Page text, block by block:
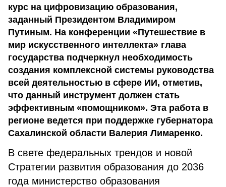
курс на цифровизацию образования,
заданный Президентом Владимиром
Путиным. На конференции «Путешествие в
мир искусственного интеллекта» глава
государства подчеркнул необходимость
создания комплексной системы руководства
всей деятельностью в сфере ИИ, отметив,
что данный инструмент должен стать
эффективным «помощником». Эта работа в
регионе ведется при поддержке губернатора
Сахалинской области Валерия Лимаренко.
В свете федеральных трендов и новой
Стратегии развития образования до 2036
года министерство образования